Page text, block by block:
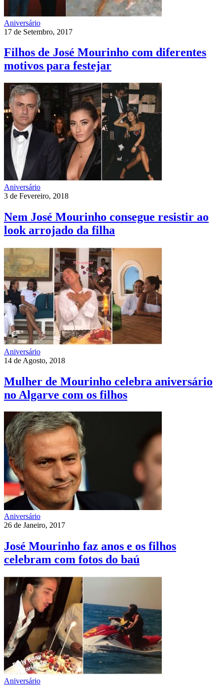
Aniversário
17 de Setembro, 2017
Filhos de José Mourinho com diferentes
motivos para festejar
Aniversário
3 de Fevereiro, 2018
Nem José Mourinho consegue resistir ao
look arrojado da filha
Aniversário
14 de Agosto, 2018
Mulher de Mourinho celebra aniversário
no Algarve com os filhos
Aniversário
26 de Janeiro, 2017
José Mourinho faz anos e os filhos
celebram com fotos do baú
Aniversário